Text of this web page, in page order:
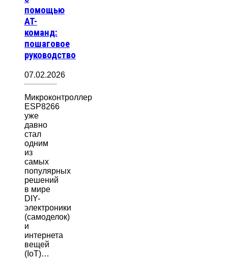
помощью
AT-
команд:
пошаговое
руководство
07.02.2026
Микроконтроллер
ESP8266
уже
давно
стал
одним
из
самых
популярных
решений
в мире
DIY-
электроники
(самоделок)
и
интернета
вещей
(IoT)…